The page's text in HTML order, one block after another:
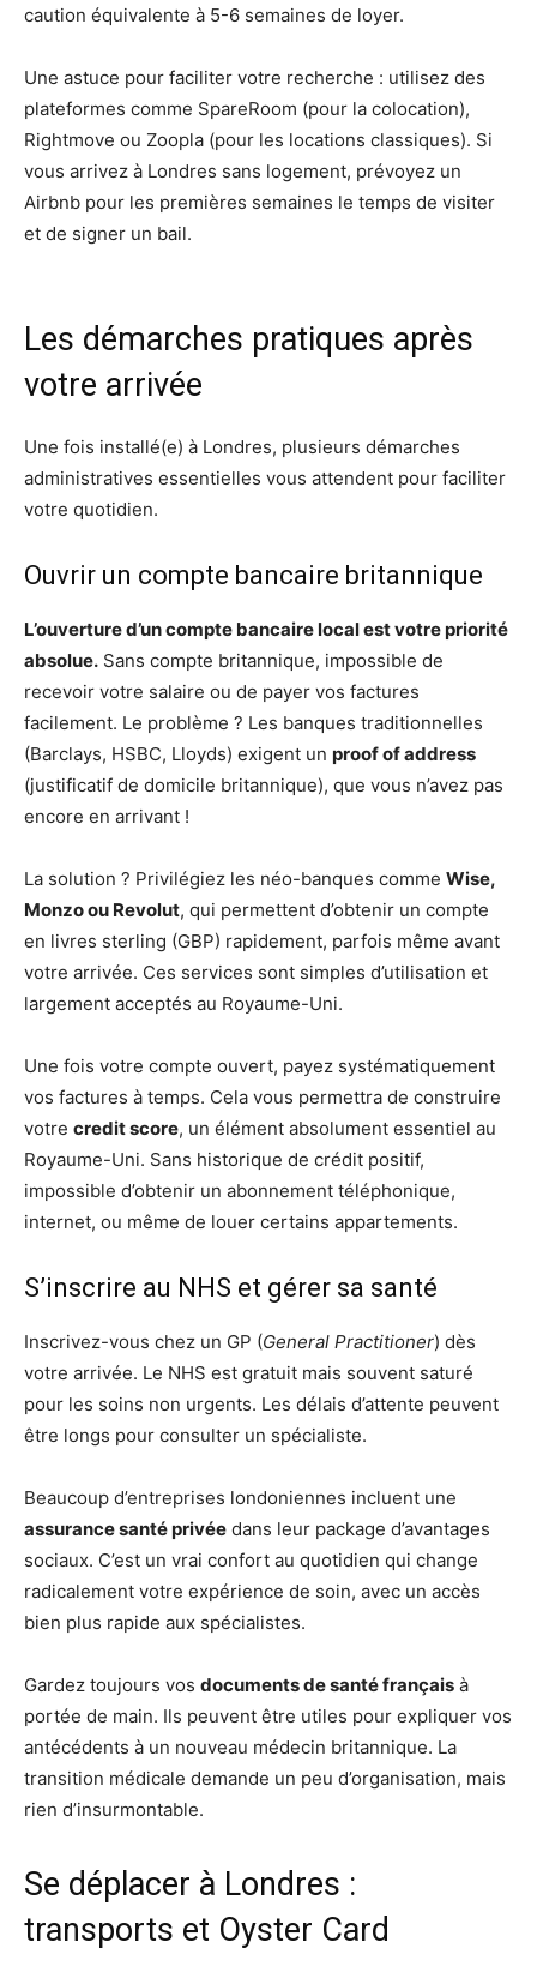
caution équivalente à 5-6 semaines de loyer.
Une astuce pour faciliter votre recherche : utilisez des
plateformes comme SpareRoom (pour la colocation),
Rightmove ou Zoopla (pour les locations classiques). Si
vous arrivez à Londres sans logement, prévoyez un
Airbnb pour les premières semaines le temps de visiter
et de signer un bail.
Les démarches pratiques après
votre arrivée
Une fois installé(e) à Londres, plusieurs démarches
administratives essentielles vous attendent pour faciliter
votre quotidien.
Ouvrir un compte bancaire britannique
L’ouverture d’un compte bancaire local est votre priorité
absolue. Sans compte britannique, impossible de
recevoir votre salaire ou de payer vos factures
facilement. Le problème ? Les banques traditionnelles
(Barclays, HSBC, Lloyds) exigent un proof of address
(justificatif de domicile britannique), que vous n’avez pas
encore en arrivant !
La solution ? Privilégiez les néo-banques comme Wise,
Monzo ou Revolut, qui permettent d’obtenir un compte
en livres sterling (GBP) rapidement, parfois même avant
votre arrivée. Ces services sont simples d’utilisation et
largement acceptés au Royaume-Uni.
Une fois votre compte ouvert, payez systématiquement
vos factures à temps. Cela vous permettra de construire
votre credit score, un élément absolument essentiel au
Royaume-Uni. Sans historique de crédit positif,
impossible d’obtenir un abonnement téléphonique,
internet, ou même de louer certains appartements.
S’inscrire au NHS et gérer sa santé
Inscrivez-vous chez un GP (General Practitioner) dès
votre arrivée. Le NHS est gratuit mais souvent saturé
pour les soins non urgents. Les délais d’attente peuvent
être longs pour consulter un spécialiste.
Beaucoup d’entreprises londoniennes incluent une
assurance santé privée dans leur package d’avantages
sociaux. C’est un vrai confort au quotidien qui change
radicalement votre expérience de soin, avec un accès
bien plus rapide aux spécialistes.
Gardez toujours vos documents de santé français à
portée de main. Ils peuvent être utiles pour expliquer vos
antécédents à un nouveau médecin britannique. La
transition médicale demande un peu d’organisation, mais
rien d’insurmontable.
Se déplacer à Londres :
transports et Oyster Card